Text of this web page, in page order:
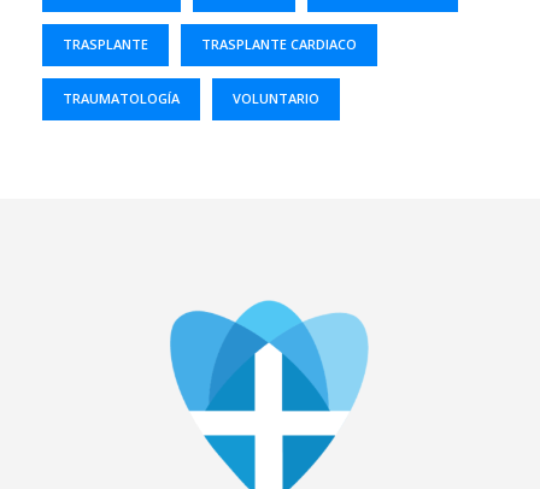
TRASPLANTE TRASPLANTE CARDIACO
TRAUMATOLOGÍA VOLUNTARIO